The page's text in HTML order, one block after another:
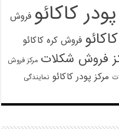
کاکائو فروش
فروش کره کاکائو
فروش شکلات مرکز فروش
مرکز پودر کاکائو نمایندگی